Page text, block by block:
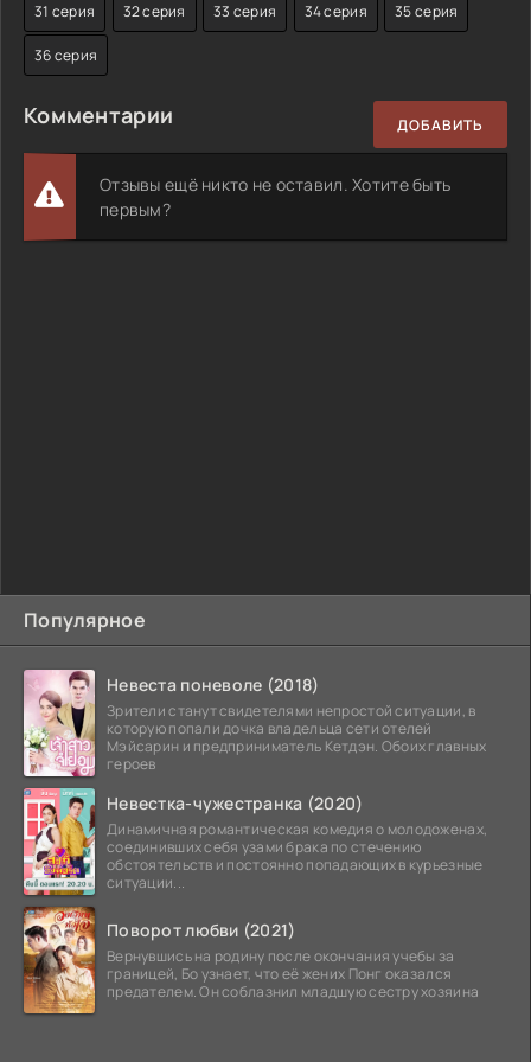
Популярное
Невеста поневоле (2018)
Зрители станут свидетелями непростой ситуации, в
которую попали дочка владельца сети отелей
Мэйсарин и предприниматель Кетдэн. Обоих главных
героев
Невестка-чужестранка (2020)
Динамичная романтическая комедия о молодоженах,
соединивших себя узами брака по стечению
обстоятельств и постоянно попадающих в курьезные
ситуации...
Поворот любви (2021)
Вернувшись на родину после окончания учебы за
границей, Бо узнает, что её жених Понг оказался
предателем. Он соблазнил младшую сестру хозяина
31 серия 32 серия 33 серия 34 серия 35 серия
36 серия
Комментарии ДОБАВИТЬ
Отзывы ещё никто не оставил. Хотите быть
первым?